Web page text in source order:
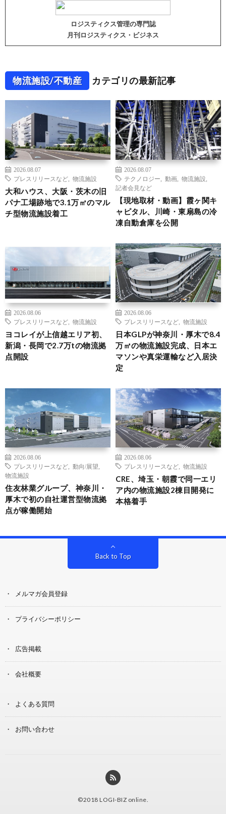
ロジスティクス管理の専門誌
月刊ロジスティクス・ビジネス
物流施設/不動産 カテゴリの最新記事
2026.08.07
プレスリリースなど
物流施設
大和ハウス、大阪・茨木の旧
パナ工場跡地で3.1万㎡のマル
チ型物流施設着工
2026.08.07
テクノロジー
動画 物流施設
記者会見など
【現地取材・動画】霞ヶ関キ
ャピタル、川崎・東扇島の冷
凍自動倉庫を公開
2026.08.06
プレスリリースなど
物流施設
ヨコレイが上信越エリア初、
新潟・長岡で2.7万tの物流拠
点開設
2026.08.06
プレスリリースなど
物流施設
日本GLPが神奈川・厚木で8.4
万㎡の物流施設完成、日本エ
マソンや真栄運輸など入居決
定
2026.08.06
プレスリリースなど
動向/展望
物流施設
住友林業グループ、神奈川・
厚木で初の自社運営型物流拠
点が稼働開始
2026.08.06
プレスリリースなど
物流施設
CRE、埼玉・朝霞で同一エリ
ア内の物流施設2棟目開発に
本格着手
Back to Top
メルマガ会員登録
プライバシーポリシー
広告掲載
会社概要
よくある質問
お問い合わせ
©2018 LOGI-BIZ online.